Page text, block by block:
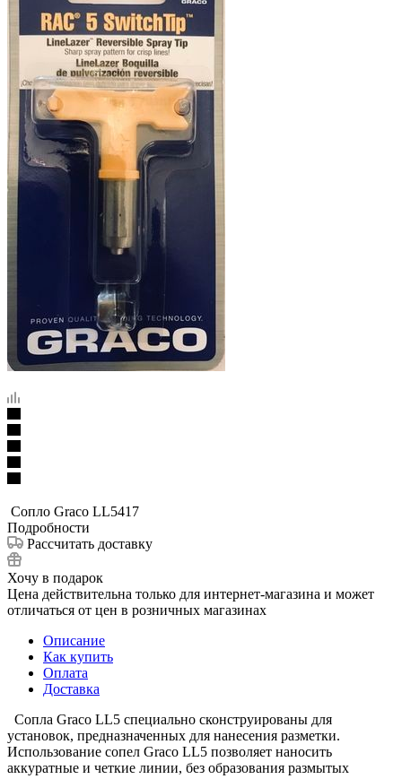
Сопло Graco LL5417
Подробности
Рассчитать доставку
Хочу в подарок
Цена действительна только для интернет-магазина и может
отличаться от цен в розничных магазинах
Описание
Как купить
Оплата
Доставка
Сопла Graco LL5 специально сконструированы для
установок, предназначенных для нанесения разметки.
Использование сопел Graco LL5 позволяет наносить
аккуратные и четкие линии, без образования размытых